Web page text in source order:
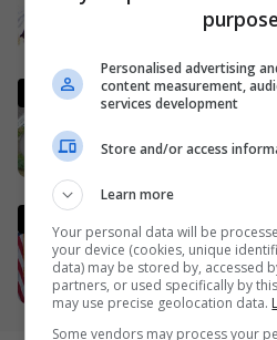
Rolex?
SHBA-
NATO
Izraelin
09/04/
Personalised advertising
content measurement,
services development
Store and/or access
Learn more
Your personal data will be
your device (cookies, unique
data) may be stored by, accessed
partners, or used specifically by
may use precise geolocation data.
Some vendors may process your